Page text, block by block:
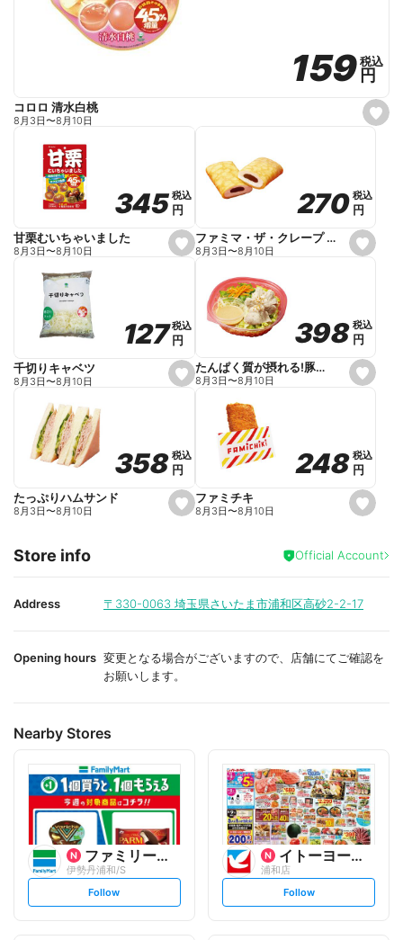
s
e
159
159税込
税込
円
円
コロロ 清水白桃
8月3日〜8月10日
s
e
o
r
i
e
345
345税込
税込
円
円
甘栗むいちゃいました
8月3日〜8月10日
s
e
o
r
i
e
270
270 税込
税込
円
円
ファミマ・ザ・クレープ 生チョコ
8月3日〜8月10日
s
e
o
r
i
e
127
127税込
税込
円
円
千切りキャベツ
8月3日〜8月10日
s
e
o
r
i
e
398
398 税込
税込
円
円
たんぱく質が摂れる!豚しゃぶのパスタサラダ
8月3日〜8月10日
s
e
i
t
358
358税込
税込
円
円
たっぷりハムサンド
8月3日〜8月10日
s
e
a
i
t
248
248 税込
税込
円
円
ファミチキ
8月3日〜8月10日
Store info Official Account
Address 〒330-0063 埼玉県さいたま市浦和区高砂2-2-17
Opening hours 変更となる場合がございますので、店舗にてご確認を
お願いします。
Nearby Stores
ファミリーマート
伊勢丹浦和/S
s
Follow
イトーヨーカ堂
浦和店
s
Follow